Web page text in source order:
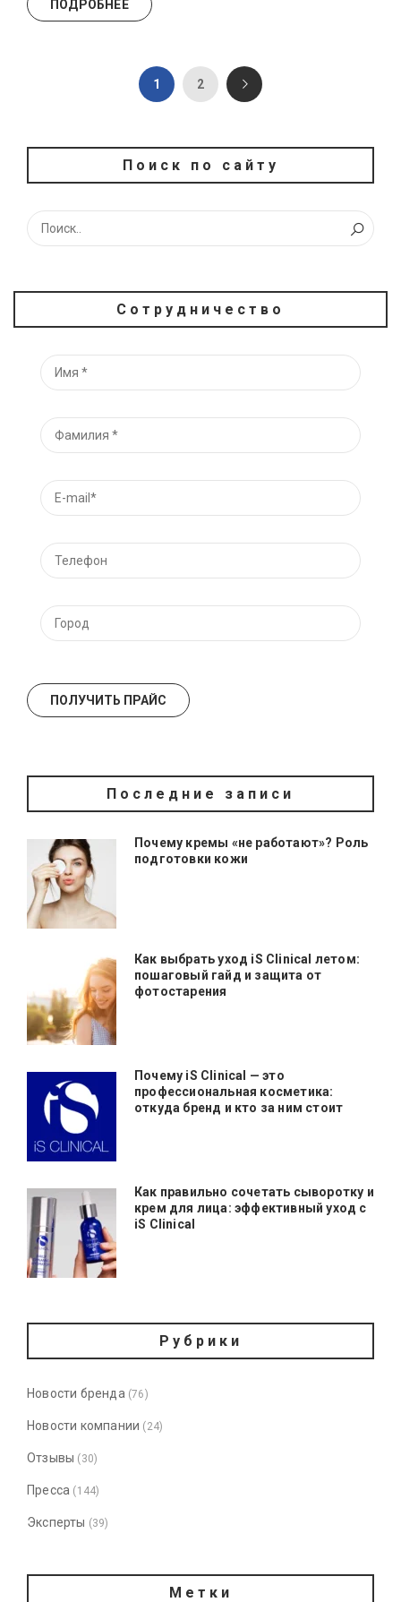
ПОДРОБНЕЕ
1 2
Поиск по сайту
Сотрудничество
Последние записи
Почему кремы «не работают»? Роль
подготовки кожи
Как выбрать уход iS Clinical летом:
пошаговый гайд и защита от
фотостарения
Почему iS Clinical — это
профессиональная косметика:
откуда бренд и кто за ним стоит
Как правильно сочетать сыворотку и
крем для лица: эффективный уход с
iS Clinical
Рубрики
Новости бренда (76)
Новости компании (24)
Отзывы (30)
Пресса (144)
Эксперты (39)
Метки